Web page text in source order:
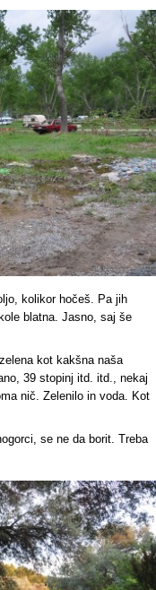
kolikor hočeš. Pa jih
blatna. Jasno, saj še
kot kakšna naša
39 stopinj itd. itd., nekaj
nič. Zelenilo in voda. Kot
se ne da borit. Treba